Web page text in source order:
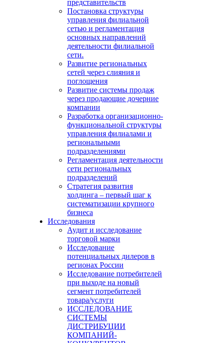
представительств
Постановка структуры
управления филиальной
сетью и регламентация
основных направлений
деятельности филиальной
сети.
Развитие региональных
сетей через слияния и
поглощения
Развитие системы продаж
через продающие дочерние
компании
Разработка организационно-
функциональной структуры
управления филиалами и
региональными
подразделениями
Регламентация деятельности
сети региональных
подразделений
Стратегия развития
холдинга – первый шаг к
систематизации крупного
бизнеса
Исследования
Аудит и исследование
торговой марки
Исследование
потенциальных дилеров в
регионах России
Исследование потребителей
при выходе на новый
сегмент потребителей
товара/услуги
ИССЛЕДОВАНИЕ
СИСТЕМЫ
ДИСТРИБУЦИИ
КОМПАНИЙ-